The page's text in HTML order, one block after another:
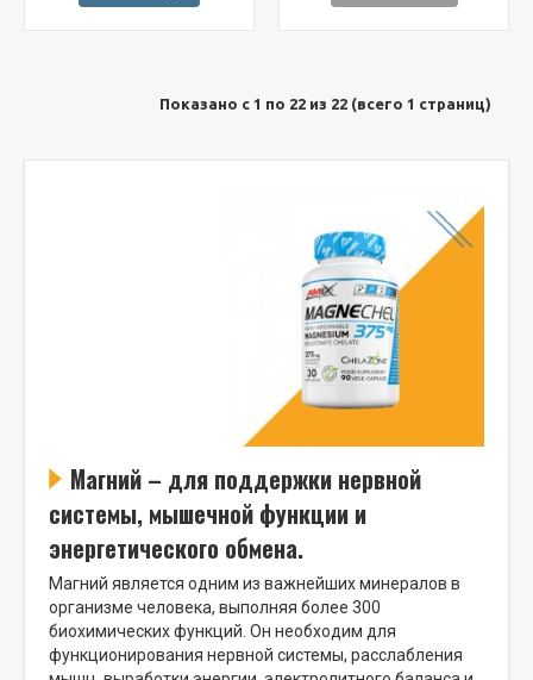
Показано с 1 по 22 из 22 (всего 1 страниц)
Магний – для поддержки нервной
системы, мышечной функции и
энергетического обмена.
Магний является одним из важнейших минералов в
организме человека, выполняя более 300
биохимических функций. Он необходим для
функционирования нервной системы, расслабления